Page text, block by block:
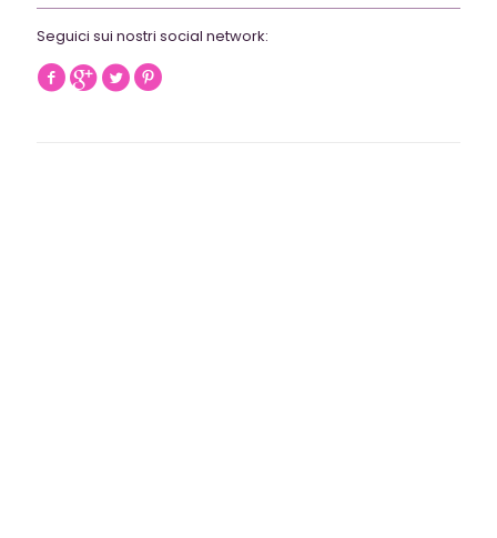
Seguici sui nostri social network: